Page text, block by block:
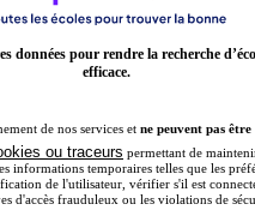
données pour rendre la recherche
efficace.
de nos services et ne peuvent pas être
ou traceurs permettant de
informations temporaires telles que les
de l'utilisateur, vérifier s'il est
d'accès frauduleux ou les violations de